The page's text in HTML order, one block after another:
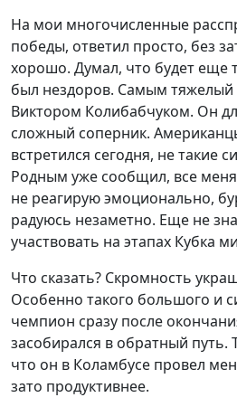
На мои многочисленные
победы, ответил просто, без
хорошо. Думал, что будет еще
был нездоров. Самым тяжелый
Виктором Колибабчуком. Он
сложный соперник.
встретился сегодня, не такие
Родным уже сообщил, все
не реагирую эмоционально,
радуюсь незаметно. Еще не
участвовать на этапах Кубка
Что сказать? Скромность
Особенно такого большого и
чемпион сразу после
засобирался в обратный путь.
что он в Коламбусе провел
зато продуктивнее.